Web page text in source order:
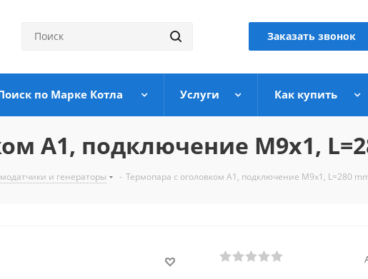
Заказать звонок
по Марке Котла Услуги Как купить
А1, подключение М9х1,
и генераторы - Термопара c оголовком А1, подключение М9х1, L=280